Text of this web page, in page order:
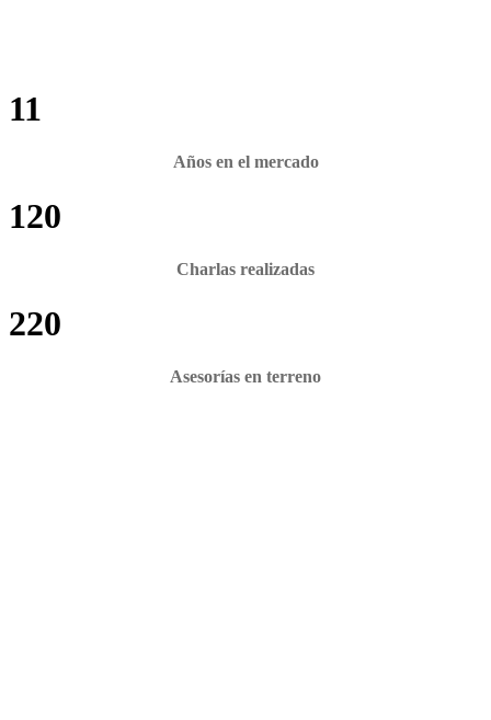
11
Años en el mercado
120
Charlas realizadas
220
Asesorías en terreno